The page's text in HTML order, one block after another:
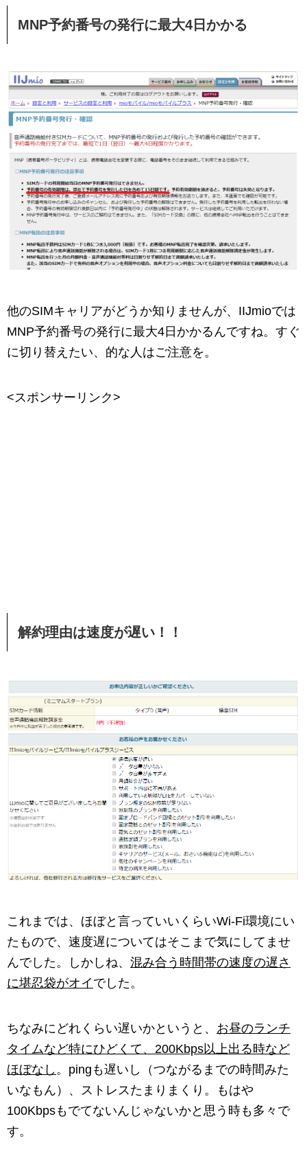
MNP予約番号の発行に最大4日かかる
他のSIMキャリアがどうか知りませんが、IIJmioでは
MNP予約番号の発行に最大4日かかるんですね。すぐ
に切り替えたい、的な人はご注意を。
<スポンサーリンク>
解約理由は速度が遅い！！
これまでは、ほぼと言っていいくらいWi-Fi環境にい
たもので、速度遅についてはそこまで気にしてませ
んでした。しかしね、 混み合う時間帯の速度の遅さ
に堪忍袋がオイ でした。
ちなみにどれくらい遅いかというと、 お昼のランチ
タイムなど特にひどくて、200Kbps以上出る時など
ほぼなし 。pingも遅いし（つながるまでの時間みた
いなもん）、ストレスたまりまくり。もはや
100Kbpsもでてないんじゃないかと思う時も多々で
す。